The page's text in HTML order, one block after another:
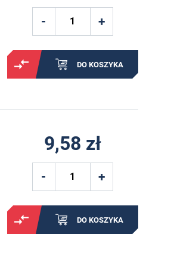
DO KOSZYKA
9,58 zł
DO KOSZYKA